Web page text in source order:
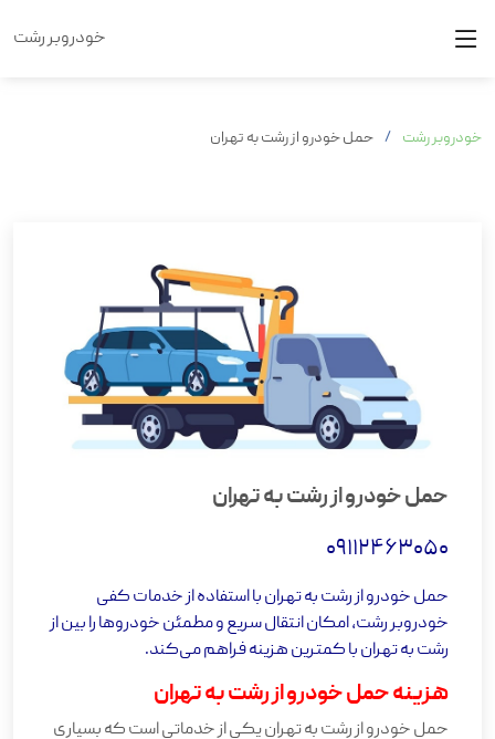
خودروبر رشت
خودروبر رشت حمل خودرو از رشت به تهران
حمل خودرو از رشت به تهران
09112463050
حمل خودرو از رشت به تهران با استفاده از خدمات کفی
خودروبر رشت، امکان انتقال سریع و مطمئن خودروها را بین از
رشت به تهران با کمترین هزینه فراهم می‌کند.
هزینه حمل خودرو از رشت به تهران
حمل خودرو از رشت به تهران یکی از خدماتی است که بسیاری